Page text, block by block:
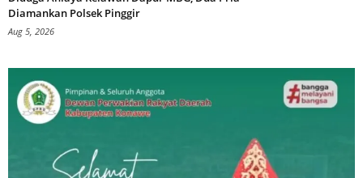
Diamankan Polsek Pinggir
Aug 5, 2026